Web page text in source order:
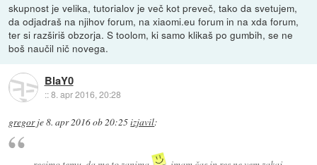
skupnost je velika, tutorialov je več kot preveč, tako da svetujem,
da odjadraš na njihov forum, na xiaomi.eu forum in na xda forum,
ter si razširiš obzorja. S toolom, ki samo klikaš po gumbih, se ne
boš naučil nič novega.
BlaY0
::8. apr 2016, 20:28
gregorje8. apr 2016 ob 20:25izjavil: